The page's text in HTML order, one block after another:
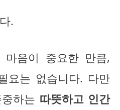
.
마음이 중요한 만큼,
요는 없습니다. 다만
하는 따뜻하고 인간